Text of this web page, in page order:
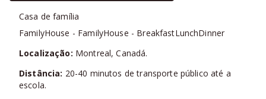
Casa de família
FamilyHouse - FamilyHouse - BreakfastLunchDinner
Localização: Montreal, Canadá.
Distância: 20-40 minutos de transporte público até a
escola.